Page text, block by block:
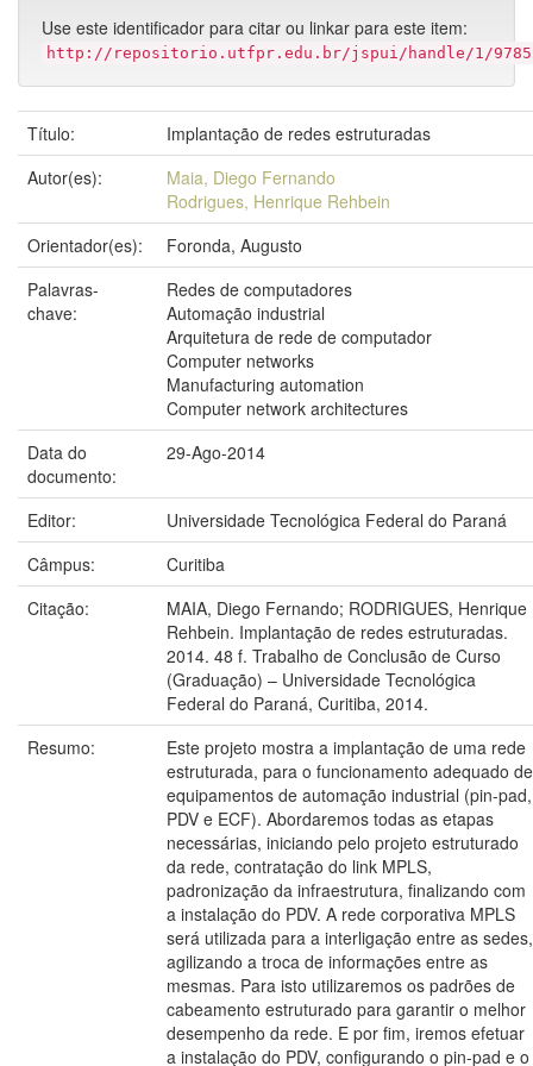
Use este identificador para citar ou linkar para este item:
http://repositorio.utfpr.edu.br/jspui/handle/1/9785
Título:
Implantação de redes estruturadas
Autor(es):
Maia, Diego Fernando
Rodrigues, Henrique Rehbein
Orientador(es):
Foronda, Augusto
Palavras-
chave:
Redes de computadores
Automação industrial
Arquitetura de rede de computador
Computer networks
Manufacturing automation
Computer network architectures
Data do
documento:
29-Ago-2014
Editor:
Universidade Tecnológica Federal do Paraná
Câmpus:
Curitiba
Citação:
MAIA, Diego Fernando; RODRIGUES, Henrique
Rehbein. Implantação de redes estruturadas.
2014. 48 f. Trabalho de Conclusão de Curso
(Graduação) – Universidade Tecnológica
Federal do Paraná, Curitiba, 2014.
Resumo:
Este projeto mostra a implantação de uma rede
estruturada, para o funcionamento adequado de
equipamentos de automação industrial (pin-pad,
PDV e ECF). Abordaremos todas as etapas
necessárias, iniciando pelo projeto estruturado
da rede, contratação do link MPLS,
padronização da infraestrutura, finalizando com
a instalação do PDV. A rede corporativa MPLS
será utilizada para a interligação entre as sedes,
agilizando a troca de informações entre as
mesmas. Para isto utilizaremos os padrões de
cabeamento estruturado para garantir o melhor
desempenho da rede. E por fim, iremos efetuar
a instalação do PDV, configurando o pin-pad e o